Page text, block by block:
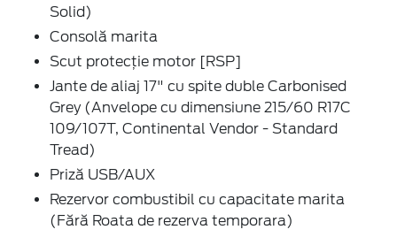
Solid)
Consolă marita
Scut protecție motor [RSP]
Jante de aliaj 17" cu spite duble Carbonised
Grey (Anvelope cu dimensiune 215/60 R17C
109/107T, Continental Vendor - Standard
Tread)
Priză USB/AUX
Rezervor combustibil cu capacitate marita
(Fără Roata de rezerva temporara)